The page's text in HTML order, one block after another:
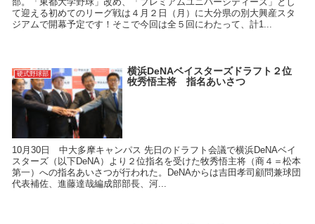
て迎える初めてのリーグ戦は４月２日（月）に大分県の別大興産スタ
ジアムで開幕予定です！そこで今回は全５回にわたって、計1...
硬式野球部
横浜DeNAベイスターズドラフト２位
牧秀悟主将 指名あいさつ
10月30日 中大多摩キャンパス 先日のドラフト会議で横浜DeNAベイ
スターズ（以下DeNA）より２位指名を受けた牧秀悟主将（商４＝松本
第一）への指名あいさつが行われた。DeNAからは吉田孝司顧問兼球団
代表補佐、進藤達哉編成部部長、河...